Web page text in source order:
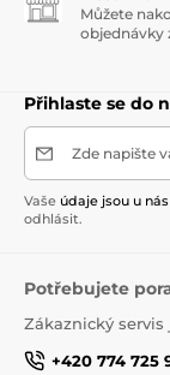
Můžete
objednávky
Přihlaste se do
Zde napište
Vaše údaje jsou u
odhlásit.
Potřebujete
Zákaznický
+420 774 725